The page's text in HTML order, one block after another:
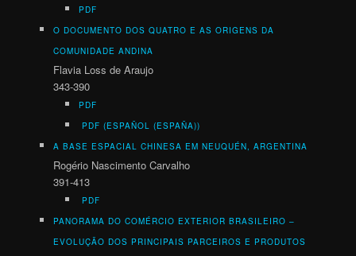
PDF
O DOCUMENTO DOS QUATRO E AS ORIGENS DA
COMUNIDADE ANDINA
Flavia Loss de Araujo
343-390
PDF
PDF (ESPAÑOL (ESPAÑA))
A BASE ESPACIAL CHINESA EM NEUQUÉN, ARGENTINA
Rogério Nascimento Carvalho
391-413
PDF
PANORAMA DO COMÉRCIO EXTERIOR BRASILEIRO –
EVOLUÇÃO DOS PRINCIPAIS PARCEIROS E PRODUTOS